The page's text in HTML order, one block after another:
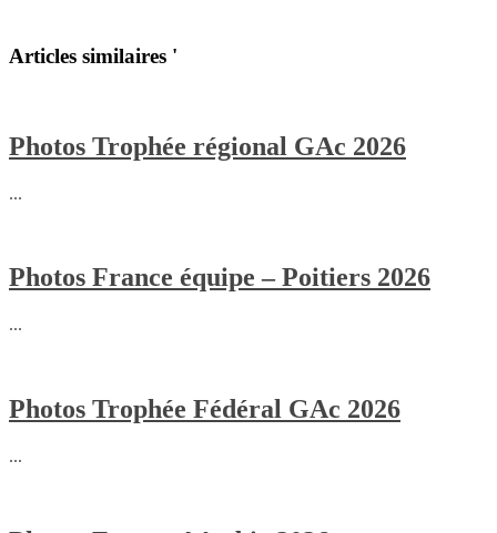
Articles similaires '
Photos Trophée régional GAc 2026
...
Photos France équipe – Poitiers 2026
...
Photos Trophée Fédéral GAc 2026
...